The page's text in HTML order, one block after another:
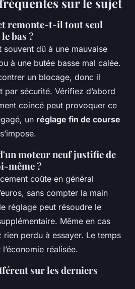
remonte-t-il tout seul
bas ?
dû à une mauvaise
à une butée basse mal calée.
un blocage, donc il
par sécurité. Vérifiez d’abord
coincé peut provoquer ce
un réglage fin de course
s’impose.
moteur neuf justifie de
même ?
coûte en général
sans compter la main
réglage peut résoudre le
Même en cas
rien perdu à essayer. Le temps
réalisée.
sur les derniers